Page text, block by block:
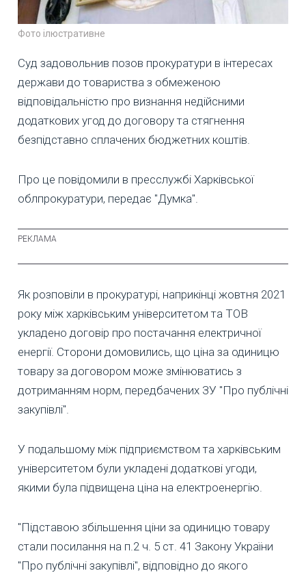
Фото ілюстративне
Суд задовольнив позов прокуратури в інтересах
держави до товариства з обмеженою
відповідальністю про визнання недійсними
додаткових угод до договору та стягнення
безпідставно сплачених бюджетних коштів.
Про це повідомили в пресслужбі Харківської
облпрокуратури, передає "Думка".
Як розповіли в прокуратурі, наприкінці жовтня 2021
року між харківським університетом та ТОВ
укладено договір про постачання електричної
енергії. Сторони домовились, що ціна за одиницю
товару за договором може змінюватись з
дотриманням норм, передбачених ЗУ "Про публічні
закупівлі".
У подальшому між підприємством та харківським
університетом були укладені додаткові угоди,
якими була підвищена ціна на електроенергію.
"Підставою збільшення ціни за одиницю товару
стали посилання на п.2 ч. 5 ст. 41 Закону України
"Про публічні закупівлі", відповідно до якого